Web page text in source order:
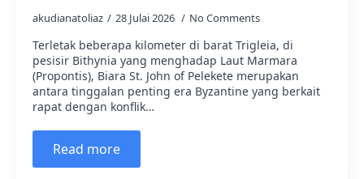
akudianatoliaz 28 Julai 2026 No Comments
Terletak beberapa kilometer di barat Trigleia, di
pesisir Bithynia yang menghadap Laut Marmara
(Propontis), Biara St. John of Pelekete merupakan
antara tinggalan penting era Byzantine yang berkait
rapat dengan konflik…
Read more